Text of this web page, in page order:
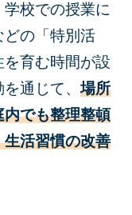
校での授業に
どの「特別活
育む時間が設
を通じて、場所
でも整理整頓
活習慣の改善